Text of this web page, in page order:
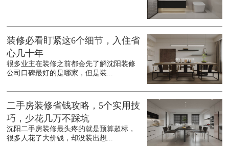
装修必看盯紧这6个细节，入住省
心几十年
很多业主在装修之前都会先了解沈阳装修
公司口碑最好的是哪家，但是装...
二手房装修省钱攻略，5个实用技
巧，少花几万不踩坑
沈阳二手房装修最头疼的就是预算超标，
很多人花了大价钱，却没装出想...